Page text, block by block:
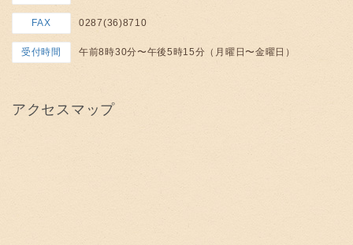
FAX 0287(36)8710
受付時間 午前8時30分〜午後5時15分（月曜日〜金曜日）
アクセスマップ